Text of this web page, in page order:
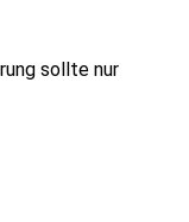
sollte nur